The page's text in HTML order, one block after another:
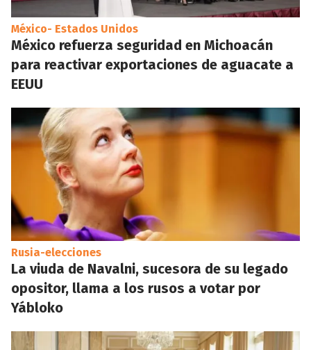
México- Estados Unidos
México refuerza seguridad en Michoacán
para reactivar exportaciones de aguacate a
EEUU
Rusia-elecciones
La viuda de Navalni, sucesora de su legado
opositor, llama a los rusos a votar por
Yábloko